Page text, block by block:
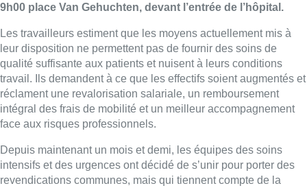
9h00 place Van Gehuchten, devant l’entrée de l’hôpital.
Les travailleurs estiment que les moyens actuellement mis à
leur disposition ne permettent pas de fournir des soins de
qualité suffisante aux patients et nuisent à leurs conditions
travail. Ils demandent à ce que les effectifs soient augmentés et
réclament une revalorisation salariale, un remboursement
intégral des frais de mobilité et un meilleur accompagnement
face aux risques professionnels.
Depuis maintenant un mois et demi, les équipes des soins
intensifs et des urgences ont décidé de s’unir pour porter des
revendications communes, mais qui tiennent compte de la